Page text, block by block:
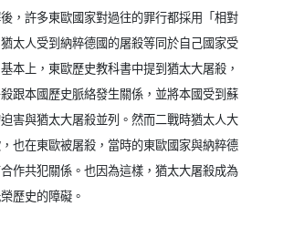
，許多東歐國家對過往的罪行都採用「相對
太人受到納粹德國的屠殺等同於自己國家受
本上，東歐歷史教科書中提到猶太大屠殺，
跟本國歷史脈絡發生關係，並將本國受到蘇
害與猶太大屠殺並列。然而二戰時猶太人大
也在東歐被屠殺，當時的東歐國家與納粹德
作共犯關係。也因為這樣，猶太大屠殺成為
歷史的障礙。